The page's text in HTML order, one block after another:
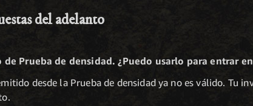
del adelanto
de Prueba de densidad. ¿Puedo usarlo para entrar
desde la Prueba de densidad ya no es válido. Tu